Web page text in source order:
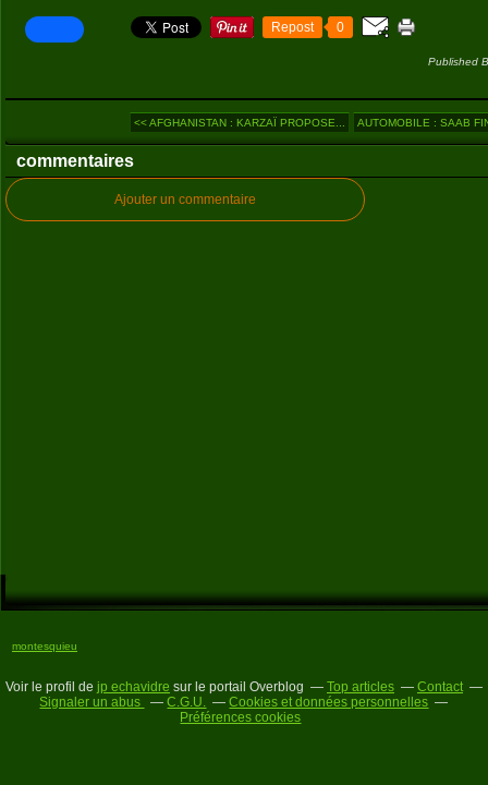
Repost 0
Published
<< AFGHANISTAN : KARZAÏ PROPOSE... AUTOMOBILE : SAAB
commentaires
Ajouter un commentaire
montesquieu
Voir le profil de jp echavidre sur le portail Overblog Top articles
Contact
Signaler un abus
C.G.U.
Cookies et données personnelles
Préférences cookies